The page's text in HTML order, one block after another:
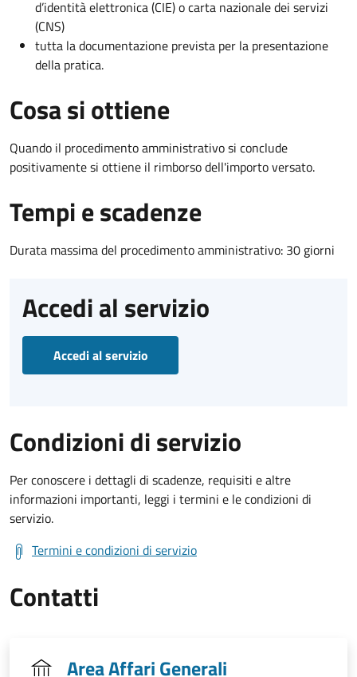
d’identità elettronica (CIE) o carta nazionale dei servizi
(CNS)
tutta la documentazione prevista per la presentazione
della pratica.
Cosa si ottiene
Quando il procedimento amministrativo si conclude
positivamente si ottiene il rimborso dell'importo versato.
Tempi e scadenze
Durata massima del procedimento amministrativo: 30 giorni
Accedi al servizio
Accedi al servizio
Condizioni di servizio
Per conoscere i dettagli di scadenze, requisiti e altre
informazioni importanti, leggi i termini e le condizioni di
servizio.
Termini e condizioni di servizio
Contatti
Area Affari Generali